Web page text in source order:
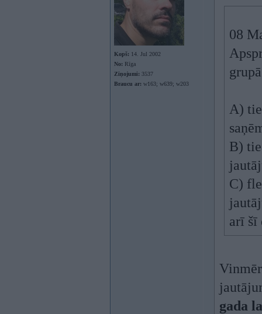
Kopš: 14. Jul 2002
No: Rīga
Ziņojumi: 3537
Braucu ar: w163; w639; w203
08
A)
B)
C)
arī šī
gada